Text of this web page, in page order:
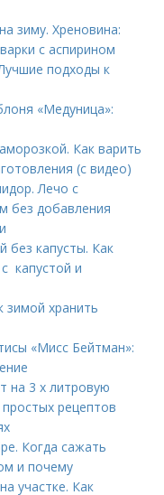
зиму. Хреновина:
с аспирином
подходы к
«Медуница»:
Как варить
(с видео)
Лечо с
без добавления
без капусты. Как
капустой и
зимой хранить
«Мисс Бейтман»:
на 3 х литровую
рецептов
Когда сажать
и почему
участке. Как